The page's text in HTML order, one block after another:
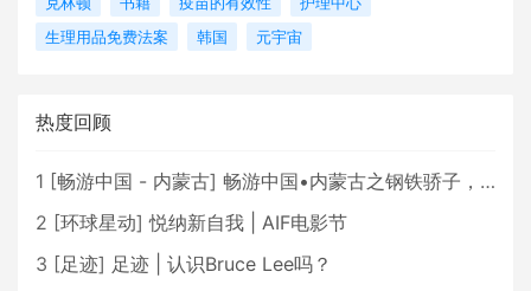
生理用品免费法案
韩国 元宇宙
热度回顾
1 [畅游中国 - 内蒙古] 畅游中国•内蒙古之钢铁骄子，魅力包头
2 [环球星动] 悦纳新自我 | AIF电影节
3 [足迹] 足迹 | 认识Bruce Lee吗？